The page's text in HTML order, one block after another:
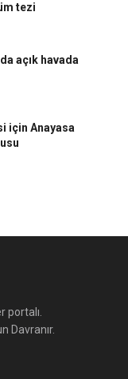
tezi
açık havada
için Anayasa
portalı.
Davranır.